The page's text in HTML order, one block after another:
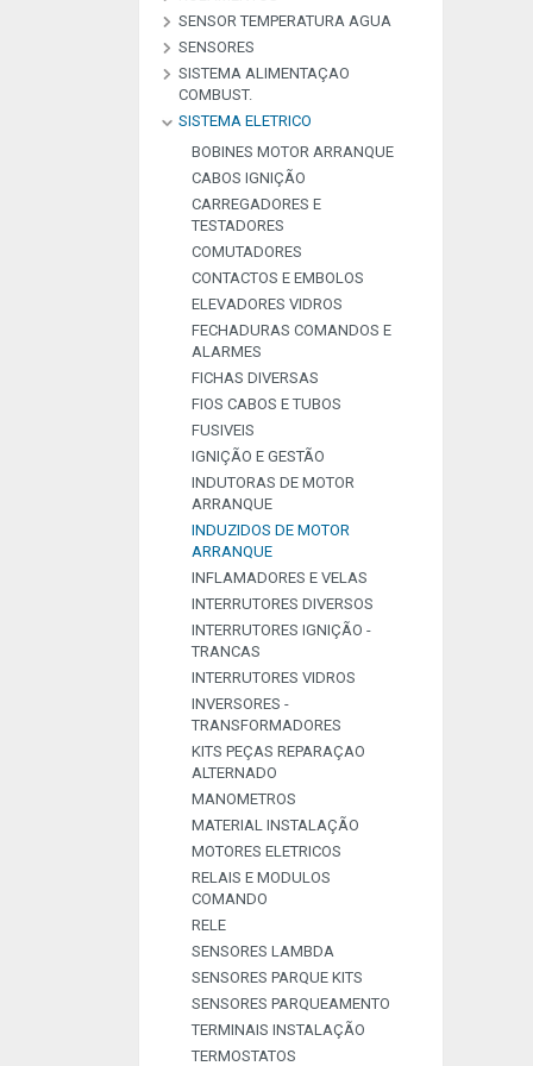
POLIES
ROLAMENTOS
SENSOR TEMPERATURA AGUA
SENSORES
SENSORES PARQUEAMENTO
SISTEMA ALIMENTAÇAO
COMBUST.
RELE
TUBOS COMBUSTIVEL
SISTEMA ELETRICO
BOBINES MOTOR ARRANQUE
CABOS IGNIÇÃO
CARREGADORES E
TESTADORES
COMUTADORES
CONTACTOS E EMBOLOS
ELEVADORES VIDROS
FECHADURAS COMANDOS E
ALARMES
FICHAS DIVERSAS
FIOS CABOS E TUBOS
FUSIVEIS
IGNIÇÃO E GESTÃO
INDUTORAS DE MOTOR
ARRANQUE
INDUZIDOS DE MOTOR
ARRANQUE
INFLAMADORES E VELAS
INTERRUTORES DIVERSOS
INTERRUTORES IGNIÇÃO -
TRANCAS
INTERRUTORES VIDROS
INVERSORES -
TRANSFORMADORES
KITS PEÇAS REPARAÇAO
ALTERNADO
MANOMETROS
MATERIAL INSTALAÇÃO
MOTORES ELETRICOS
RELAIS E MODULOS
COMANDO
RELE
SENSORES LAMBDA
SENSORES PARQUE KITS
SENSORES PARQUEAMENTO
TERMINAIS INSTALAÇÃO
TERMOSTATOS